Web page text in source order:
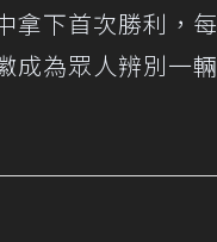
下首次勝利，每
成為眾人辨別一輛